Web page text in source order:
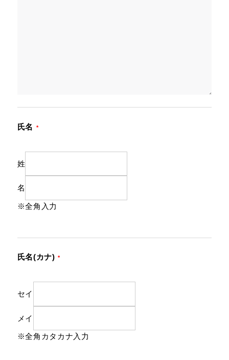
氏名 *
姓
名
※全角入力
氏名(カナ) *
セイ
メイ
※全角カタカナ入力